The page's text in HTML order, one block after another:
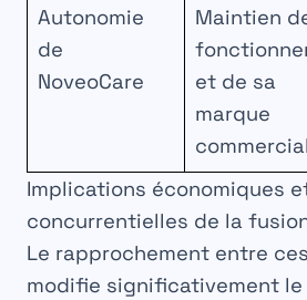
Autonomie
de
NoveoCare
Maintien
et de sa
marque
Implications économiques
concurrentielles de la
Le rapprochement entre
modifie significativement